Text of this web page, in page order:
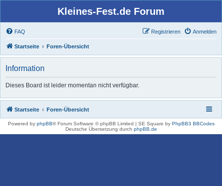
Kleines-Fest.de Forum
FAQ Anmelden
Registrieren
Startseite Foren-Übersicht
Information
Dieses Board ist leider momentan nicht verfügbar.
Startseite Foren-Übersicht
Powered by phpBB® Forum Software © phpBB Limited | SE Square by PhpBB3 BBCodes
Deutsche Übersetzung durch phpBB.de